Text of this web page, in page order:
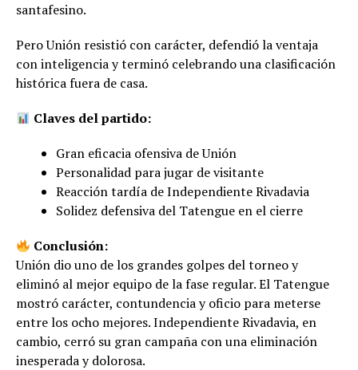
santafesino.
Pero Unión resistió con carácter, defendió la ventaja
con inteligencia y terminó celebrando una clasificación
histórica fuera de casa.
Claves del partido:
Gran eficacia ofensiva de Unión
Personalidad para jugar de visitante
Reacción tardía de Independiente Rivadavia
Solidez defensiva del Tatengue en el cierre
Conclusión:
Unión dio uno de los grandes golpes del torneo y
eliminó al mejor equipo de la fase regular. El Tatengue
mostró carácter, contundencia y oficio para meterse
entre los ocho mejores. Independiente Rivadavia, en
cambio, cerró su gran campaña con una eliminación
inesperada y dolorosa.